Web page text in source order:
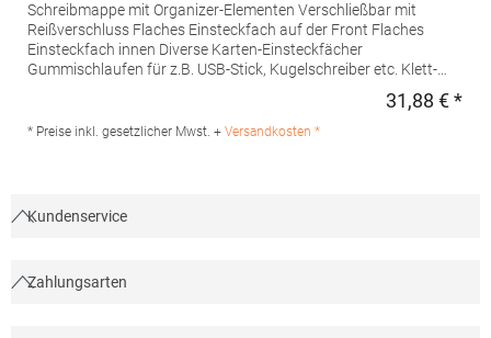
Schreibmappe mit Organizer-Elementen Verschließbar mit
Reißverschluss Flaches Einsteckfach auf der Front Flaches
Einsteckfach innen Diverse Karten-Einsteckfächer
Gummischlaufen für z.B. USB-Stick, Kugelschreiber etc. Klett-
Inhalt/DekoMaterialzusammensetzung: 100%
31,88 € *
* Preise inkl. gesetzlicher Mwst. + Versandkosten *
Kundenservice
Zahlungsarten